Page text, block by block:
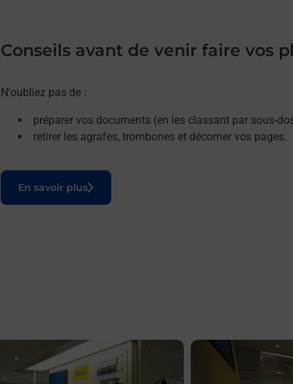
Conseils avant de venir faire vos
N'oubliez pas de :
préparer vos documents (en les classant par sous-
retirer les agrafes, trombones et décorner vos pages.
En savoir plus
Le lien s'ouvre dans un nouvel onglet
En savoir plus